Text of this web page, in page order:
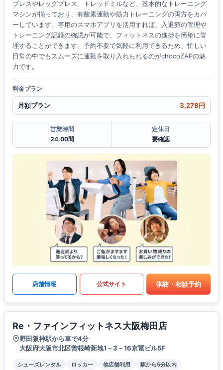
プレスやレッグプレス、トレッドミルなど、基本的なトレーニング
マシンが揃っており、有酸素運動や筋力トレーニングの両方をカバ
ーしています。専用のスマホアプリを活用すれば、入退館の管理や
トレーニング記録の確認が可能で、フィットネスの進捗を簡単に管
理することができます。予約不要で気軽に利用できるため、忙しい
日常の中でもスムーズに運動を取り入れられるのがchocoZAPの魅
力です。
料金プラン
月額プラン 3,278円
営業時間
24:00間
定休日
要確認
店舗情報 公式サイト 体験・相談予約
Re・ファインフィットネス大阪梅田店
野田阪神駅から車で4分
大阪府大阪市北区曽根崎新地1－3－16京冨ビル5F
シューズレンタル ロッカー 他店舗利用 駅から5分以内